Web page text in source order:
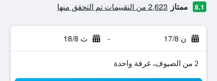
8.1 ممتاز 2,623 من التقييمات تم التحقق منها
ن 17/8 - ث 18/8
2 من الضيوف، غرفة واحدة